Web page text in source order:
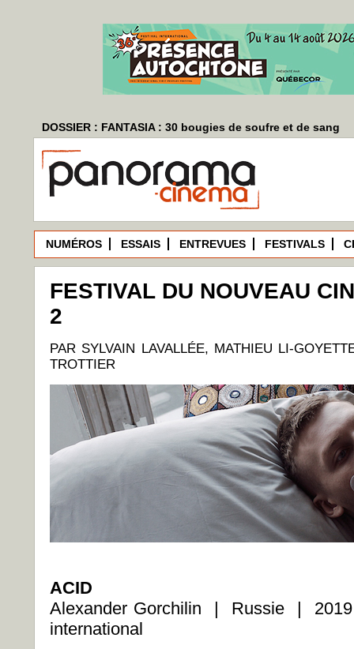
DOSSIER : FANTASIA : 30 bougies de soufre et de sang
NUMÉROS ESSAIS ENTREVUES FESTIVALS
FESTIVAL DU NOUVEAU
2
PAR SYLVAIN LAVALLÉE, MATHIEU LI-
TROTTIER
ACID
Alexander Gorchilin | Russie |
international